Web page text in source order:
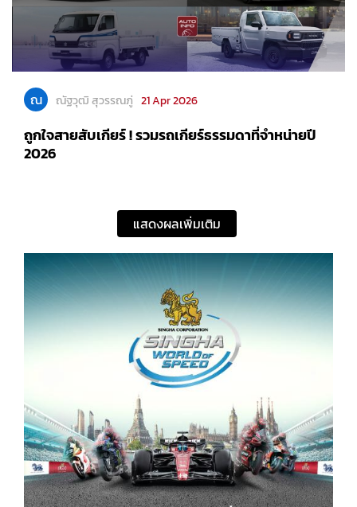
ณ ณัฐวุฒิ สุวรรณภู่ 21 Apr 2026
ถูกใจสายสับเกียร์ ! รวมรถเกียร์ธรรมดาที่จำหน่ายปี
2026
แสดงผลเพิ่มเติม